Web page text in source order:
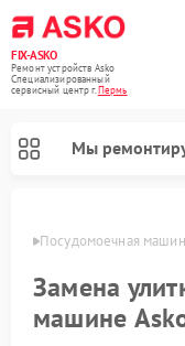
FIX-ASKO
Ремонт устройств Asko
Специализированный
cервисный центр г.Пермь
Мы
Посудомоечная
Замена
машине